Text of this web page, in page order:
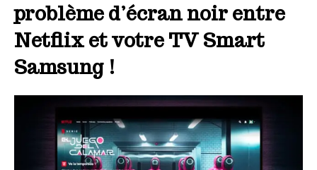
problème d’écran noir entre
Netflix et votre TV Smart
Samsung !